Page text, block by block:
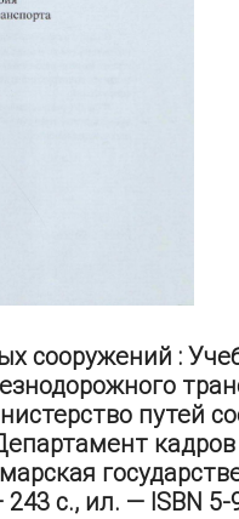
сооружений :
путей
с., ил. — ISBN 5-